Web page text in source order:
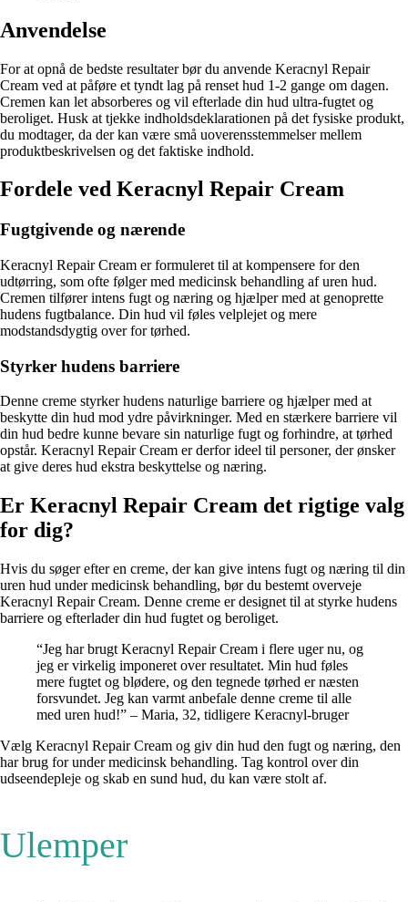
Anvendelse
For at opnå de bedste resultater bør du anvende Keracnyl Repair
Cream ved at påføre et tyndt lag på renset hud 1-2 gange om dagen.
Cremen kan let absorberes og vil efterlade din hud ultra-fugtet og
beroliget. Husk at tjekke indholdsdeklarationen på det fysiske produkt,
du modtager, da der kan være små uoverensstemmelser mellem
produktbeskrivelsen og det faktiske indhold.
Fordele ved Keracnyl Repair Cream
Fugtgivende og nærende
Keracnyl Repair Cream er formuleret til at kompensere for den
udtørring, som ofte følger med medicinsk behandling af uren hud.
Cremen tilfører intens fugt og næring og hjælper med at genoprette
hudens fugtbalance. Din hud vil føles velplejet og mere
modstandsdygtig over for tørhed.
Styrker hudens barriere
Denne creme styrker hudens naturlige barriere og hjælper med at
beskytte din hud mod ydre påvirkninger. Med en stærkere barriere vil
din hud bedre kunne bevare sin naturlige fugt og forhindre, at tørhed
opstår. Keracnyl Repair Cream er derfor ideel til personer, der ønsker
at give deres hud ekstra beskyttelse og næring.
Er Keracnyl Repair Cream det rigtige valg
for dig?
Hvis du søger efter en creme, der kan give intens fugt og næring til din
uren hud under medicinsk behandling, bør du bestemt overveje
Keracnyl Repair Cream. Denne creme er designet til at styrke hudens
barriere og efterlader din hud fugtet og beroliget.
“Jeg har brugt Keracnyl Repair Cream i flere uger nu, og
jeg er virkelig imponeret over resultatet. Min hud føles
mere fugtet og blødere, og den tegnede tørhed er næsten
forsvundet. Jeg kan varmt anbefale denne creme til alle
med uren hud!” – Maria, 32, tidligere Keracnyl-bruger
Vælg Keracnyl Repair Cream og giv din hud den fugt og næring, den
har brug for under medicinsk behandling. Tag kontrol over din
udseendepleje og skab en sund hud, du kan være stolt af.
Ulemper